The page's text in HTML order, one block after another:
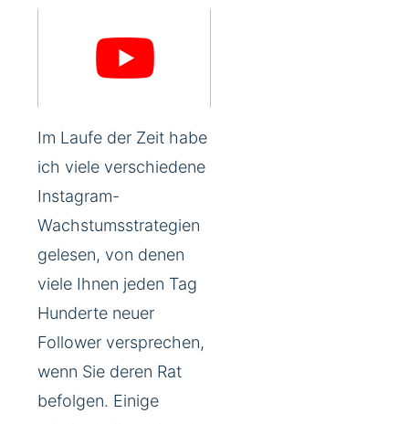
Im Laufe der Zeit habe
ich viele verschiedene
Instagram-
Wachstumsstrategien
gelesen, von denen
viele Ihnen jeden Tag
Hunderte neuer
Follower versprechen,
wenn Sie deren Rat
befolgen. Einige